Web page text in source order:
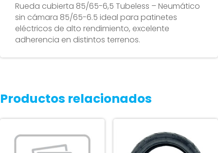
Rueda cubierta 85/65-6,5 Tubeless – Neumático
sin cámara 85/65-6.5 ideal para patinetes
eléctricos de alto rendimiento, excelente
adherencia en distintos terrenos.
Productos relacionados